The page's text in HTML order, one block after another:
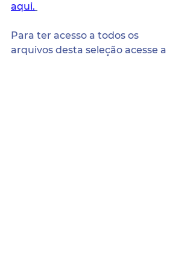
aqui.
Para ter acesso a todos os
arquivos desta seleção acesse a